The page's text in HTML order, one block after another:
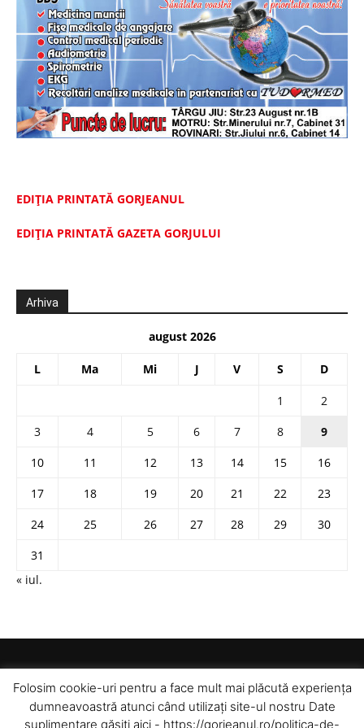
EDIȚIA PRINTATĂ GORJEANUL
EDIŢIA PRINTATĂ GAZETA GORJULUI
Arhiva
august 2026
L Ma Mi J V S D
1
2
3
4 5 6 7 8
9
10
11 12 13 14 15
16
17
18 19 20 21 22
23
24
25 26 27 28 29
30
31
« iul.
Folosim cookie-uri pentru a face mult mai plăcută experiența
dumneavoastră atunci când utilizați site-ul nostru Date
suplimentare găsiți aici - https://gorjeanul.ro/politica-de-